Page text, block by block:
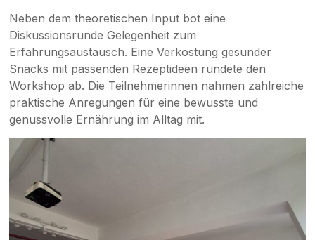
Neben dem theoretischen Input bot eine
Diskussionsrunde Gelegenheit zum
Erfahrungsaustausch. Eine Verkostung gesunder
Snacks mit passenden Rezeptideen rundete den
Workshop ab. Die Teilnehmerinnen nahmen zahlreiche
praktische Anregungen für eine bewusste und
genussvolle Ernährung im Alltag mit.